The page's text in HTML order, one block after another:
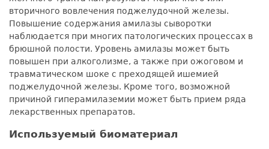
вторичного вовлечения поджелудочной железы.
Повышение содержания амилазы сыворотки
наблюдается при многих патологических процессах в
брюшной полости. Уровень амилазы может быть
повышен при алкоголизме, а также при ожоговом и
травматическом шоке с преходящей ишемией
поджелудочной железы. Кроме того, возможной
причиной гиперамилаземии может быть прием ряда
лекарственных препаратов.
Используемый биоматериал